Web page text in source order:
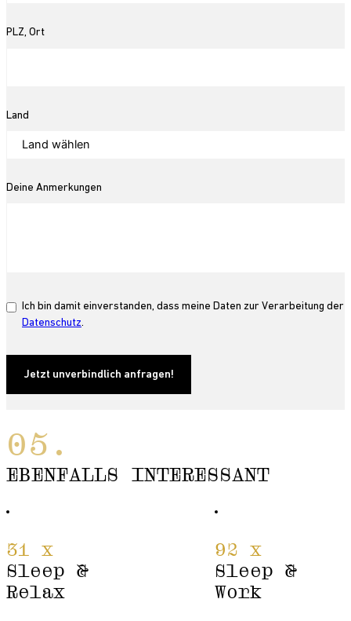
PLZ, Ort
Land
Deine Anmerkungen
Ich bin damit einverstanden, dass meine Daten zur Verarbeitung
Datenschutz.
Jetzt unverbindlich anfragen!
EBENFALLS INTERESSANT
31 x
Sleep &
Relax
92 x
Sleep &
Work